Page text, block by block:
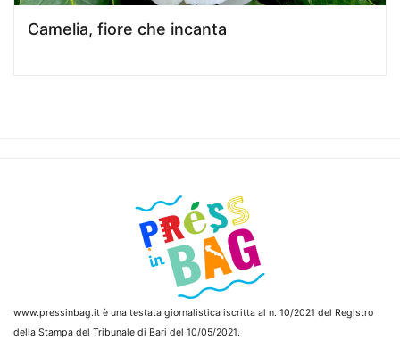
Camelia, fiore che incanta
www.pressinbag.it è una testata giornalistica iscritta al n. 10/2021 del Registro
della Stampa del Tribunale di Bari del 10/05/2021.